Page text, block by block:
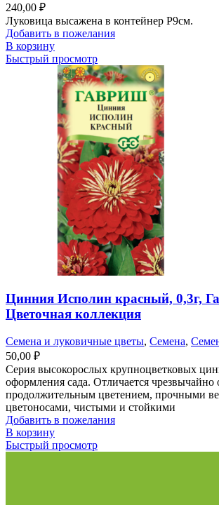
240,00 ₽
Луковица высажена в контейнер Р9см.
Добавить в пожелания
В корзину
Быстрый просмотр
Цинния Исполин красный, 0,3г,
Цветочная коллекция
Семена и луковичные цветы, Семена,
50,00 ₽
Серия высокорослых крупноцветковых
оформления сада. Отличается
продолжительным цветением, прочными
цветоносами, чистыми и стойкими
Добавить в пожелания
В корзину
Быстрый просмотр